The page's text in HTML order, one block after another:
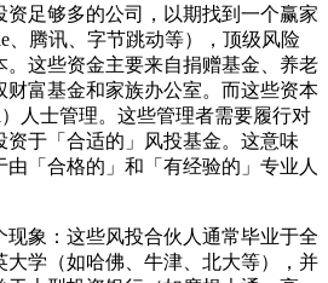
资足够多的公司，以期找到一个赢家
、腾讯、字节跳动等），顶级风险
。这些资金主要来自捐赠基金、养老
财富基金和家族办公室。而这些资本
人士管理。这些管理者需要履行对
于「合适的」风投基金。这意味
「合格的」和「有经验的」专业人
象：这些风投合伙人通常毕业于全
大学（如哈佛、牛津、北大等），并